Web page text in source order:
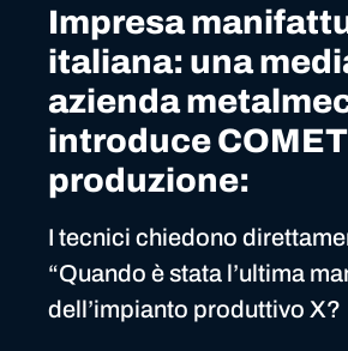
Impresa
italiana: una
azienda
introduce
produzione:
I tecnici chiedono
“Quando è stata l’ultima
dell’impianto produttivo X?